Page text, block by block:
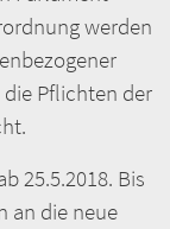
werden
Pflichten der
25.5.2018. Bis
an die neue